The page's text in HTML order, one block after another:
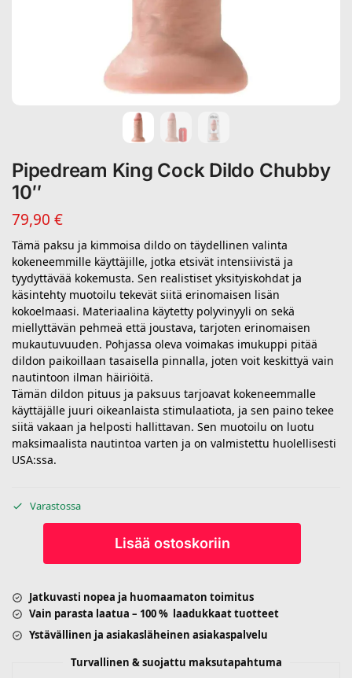
Pipedream King Cock Dildo Chubby
10″
79,90 €
Tämä paksu ja kimmoisa dildo on täydellinen valinta
kokeneemmille käyttäjille, jotka etsivät intensiivistä ja
tyydyttävää kokemusta. Sen realistiset yksityiskohdat ja
käsintehty muotoilu tekevät siitä erinomaisen lisän
kokoelmaasi. Materiaalina käytetty polyvinyyli on sekä
miellyttävän pehmeä että joustava, tarjoten erinomaisen
mukautuvuuden. Pohjassa oleva voimakas imukuppi pitää
dildon paikoillaan tasaisella pinnalla, joten voit keskittyä vain
nautintoon ilman häiriöitä.
Tämän dildon pituus ja paksuus tarjoavat kokeneemmalle
käyttäjälle juuri oikeanlaista stimulaatiota, ja sen paino tekee
siitä vakaan ja helposti hallittavan. Sen muotoilu on luotu
maksimaalista nautintoa varten ja on valmistettu huolellisesti
USA:ssa.
Varastossa
Lisää ostoskoriin
Jatkuvasti nopea ja huomaamaton toimitus
Vain parasta laatua – 100 % laadukkaat tuotteet
Ystävällinen ja asiakasläheinen asiakaspalvelu
Turvallinen & suojattu maksutapahtuma